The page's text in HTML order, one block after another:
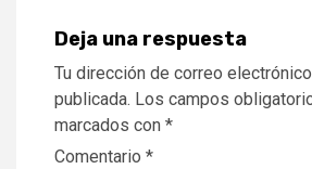
Deja una respuesta
Tu dirección de correo
publicada. Los campos
marcados con *
Comentario *